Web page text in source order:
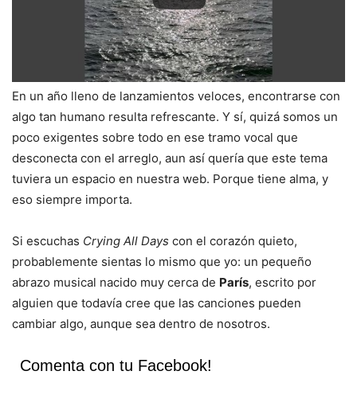
En un año lleno de lanzamientos veloces, encontrarse con
algo tan humano resulta refrescante. Y sí, quizá somos un
poco exigentes sobre todo en ese tramo vocal que
desconecta con el arreglo, aun así quería que este tema
tuviera un espacio en nuestra web. Porque tiene alma, y
eso siempre importa.
Si escuchas Crying All Days con el corazón quieto,
probablemente sientas lo mismo que yo: un pequeño
abrazo musical nacido muy cerca de París, escrito por
alguien que todavía cree que las canciones pueden
cambiar algo, aunque sea dentro de nosotros.
Comenta con tu Facebook!